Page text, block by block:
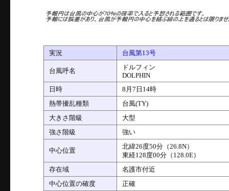
実況 台風第13号
台風呼名
ドルフィン
DOLPHIN
日時
8月7日14時
熱帯擾乱種類
台風(TY)
大きさ階級
大型
強さ階級
強い
中心位置
北緯26度50分（26.8N）
東経128度00分（128.0E）
存在域
名護市付近
中心位置の確度
正確